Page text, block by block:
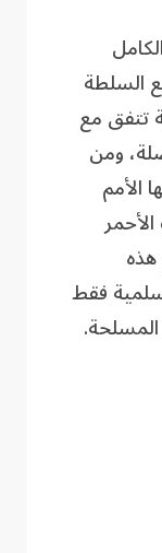
السلطة
تتفق مع
ومن
الأمم
فقط